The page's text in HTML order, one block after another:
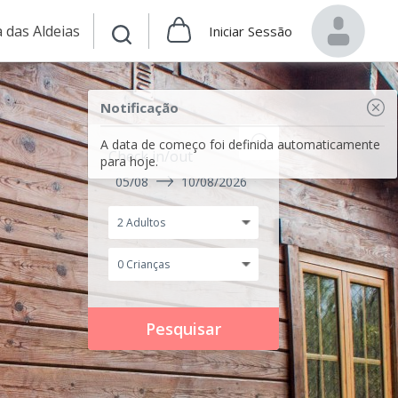
das Aldeias Iniciar Sessão
Notificação
A data de começo foi definida automaticamente
para hoje.
Check in/out
05/08 10/08/2026